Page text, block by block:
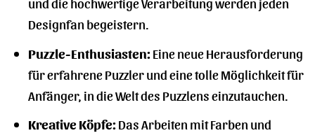
Designfan begeistern.
Puzzle-Enthusiasten:Eine neue Herausforderung
für erfahrene Puzzler und eine tolle Möglichkeit für
Anfänger, in die Welt des Puzzlens einzutauchen.
Kreative Köpfe:Das Arbeiten mit Farben und